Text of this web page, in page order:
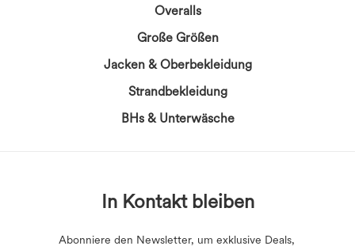
Overalls
Große Größen
Jacken & Oberbekleidung
Strandbekleidung
BHs & Unterwäsche
In Kontakt bleiben
Abonniere den Newsletter, um exklusive Deals,